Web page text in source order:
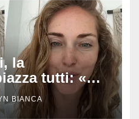
la
tutti: «Un
mi rifacessi
i ritocchi di
BIANCA